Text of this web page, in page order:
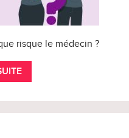
risque le médecin ?